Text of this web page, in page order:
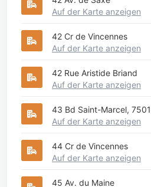
Auf der Karte anzeigen
42 Cr de Vincennes
Auf der Karte anzeigen
42 Rue Aristide Briand
Auf der Karte anzeigen
43 Bd Saint-Marcel,
Auf der Karte anzeigen
44 Cr de Vincennes
Auf der Karte anzeigen
45 Av. du Maine